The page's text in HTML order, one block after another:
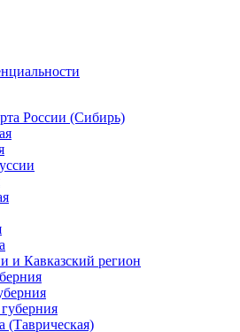
России (Сибирь)
и Кавказский регион